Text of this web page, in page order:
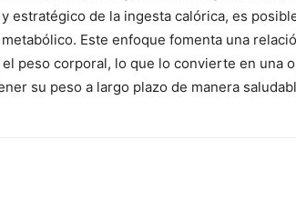
estratégico de la ingesta calórica, es
Este enfoque fomenta una
peso corporal, lo que lo convierte en una
su peso a largo plazo de manera